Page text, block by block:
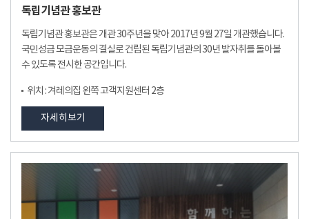
독립기념관 홍보관
독립기념관 홍보관은 개관 30주년을 맞아 2017년 9월 27일 개관했습니다.
국민성금 모금운동의 결실로 건립된 독립기념관의 30년 발자취를 돌아볼
수 있도록 전시한 공간입니다.
위치 : 겨레의집 왼쪽 고객지원센터 2층
자세히보기